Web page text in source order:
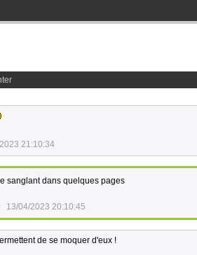
21:10:34
sanglant dans quelques pages
13/04/2023 20:10:45
de se moquer d'eux !